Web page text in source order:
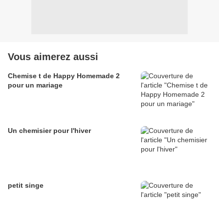
Vous aimerez aussi
Chemise t de Happy Homemade 2
pour un mariage
Un chemisier pour l'hiver
petit singe